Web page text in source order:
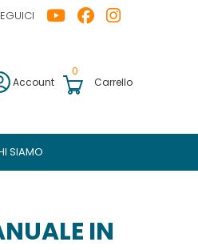
Account Carrello
0
SIAMO
IN